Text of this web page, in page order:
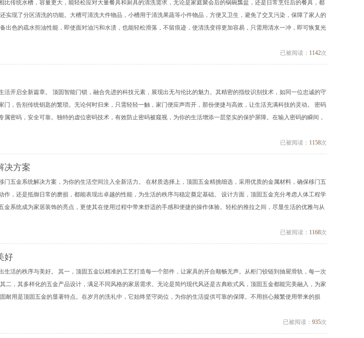
比传统水槽，容量更大，能轻松应对大量餐具和厨具的清洗需求，无论是家庭聚会后的锅碗瓢盆，还是日常烹饪后的餐具，都
实现了分区清洗的功能。大槽可清洗大件物品，小槽用于清洗果蔬等小件物品，方便又卫生，避免了交叉污染，保障了家人的
出色的疏水拒油性能，即使面对油污和水渍，也能轻松滑落，不留痕迹，使清洗变得更加容易，只需用清水一冲，即可恢复光
已被阅读： 1142次
活开启全新篇章。 顶固智能门锁，融合先进的科技元素，展现出无与伦比的魅力。其精密的指纹识别技术，如同一位忠诚的守
门，告别传统钥匙的繁琐。无论何时归来，只需轻轻一触，家门便应声而开，那份便捷与高效，让生活充满科技的灵动。 密码
密码，安全可靠。独特的虚位密码技术，有效防止密码被窥视，为你的生活增添一层坚实的保护屏障。在输入密码的瞬间，
已被阅读： 1158次
决方案
五金系统解决方案，为你的生活空间注入全新活力。 在材质选择上，顶固五金精挑细选，采用优质的金属材料，确保移门五
作，还是抵御日常的磨损，都能表现出卓越的性能，为生活的秩序与稳定奠定基础。 设计方面，顶固五金充分考虑人体工程学
系统成为家居装饰的亮点，更使其在使用过程中带来舒适的手感和便捷的操作体验。轻松的推拉之间，尽显生活的优雅与从
已被阅读： 1168次
好
活的秩序与美好。 其一，顶固五金以精准的工艺打造每一个部件，让家具的开合顺畅无声。从柜门铰链到抽屉滑轨，每一次
二，其多样化的五金产品设计，满足不同风格的家居需求。无论是简约现代风还是古典欧式风，顶固五金都能完美融入，为家
耐用是顶固五金的显著特点。在岁月的洗礼中，它始终坚守岗位，为你的生活提供可靠的保障。不用担心频繁使用带来的损
已被阅读： 935次